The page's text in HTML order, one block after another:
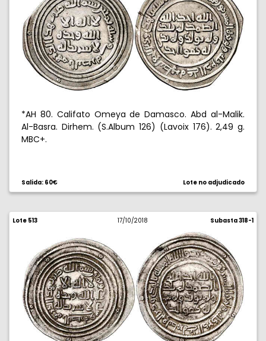
*AH 80. Califato Omeya de Damasco. Abd al-Malik.
Al-Basra. Dirhem. (S.Album 126) (Lavoix 176). 2,49 g.
MBC+.
Salida: 60€ Lote no adjudicado
Lote 513 17/10/2018 Subasta 318-1